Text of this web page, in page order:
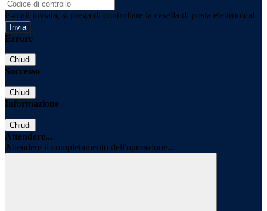
E-mail inviata, si prega di controllare la casella di posta elettronica!
Errore
Chiudi
Successo
Chiudi
Informazione
Chiudi
Attendere...
Attendere il completamento dell'operazione...